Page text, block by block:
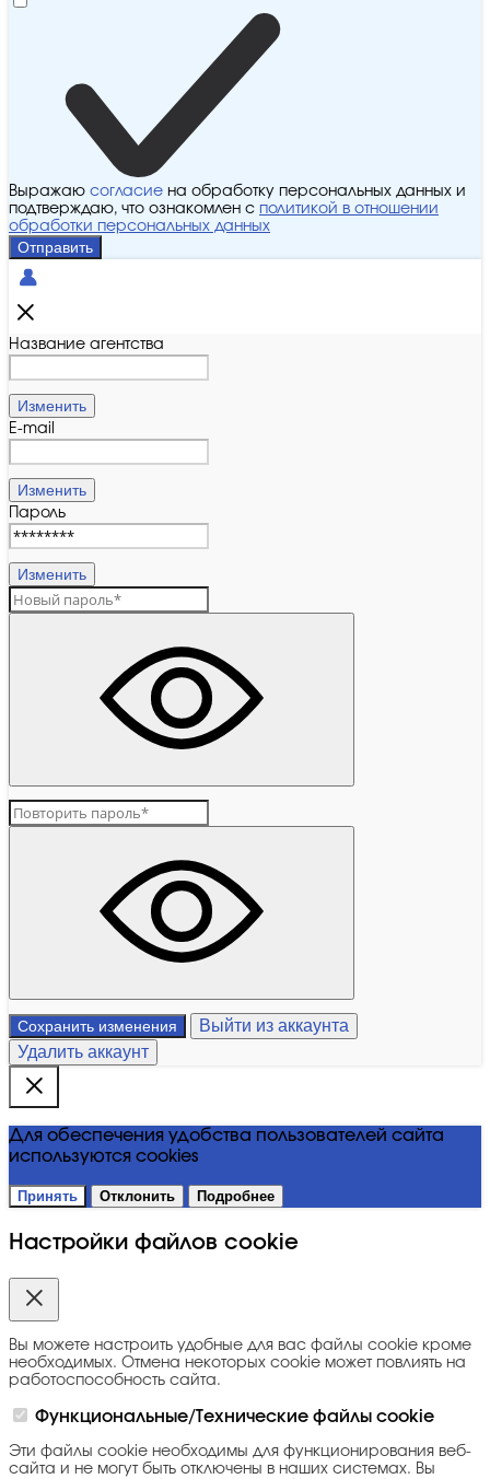
Выражаю согласие на обработку персональных данных и
подтверждаю, что ознакомлен с политикой в отношении
обработки персональных данных
Отправить
Название агентства
Изменить
E-mail
Изменить
Пароль
Изменить
Сохранить изменения
Выйти из аккаунта
Удалить аккаунт
Для обеспечения удобства пользователей сайта
используются cookies
Принять Отклонить Подробнее
Настройки файлов cookie
Вы можете настроить удобные для вас файлы cookie кроме
необходимых. Отмена некоторых cookie может повлиять на
работоспособность сайта.
Функциональные/Технические файлы cookie
Эти файлы cookie необходимы для функционирования веб-
сайта и не могут быть отключены в наших системах. Вы